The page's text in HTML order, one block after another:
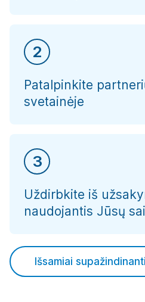
2
Patalpinkite
svetainėje
3
Uždirbkite iš
naudojantis Jūsų
Išsamiai